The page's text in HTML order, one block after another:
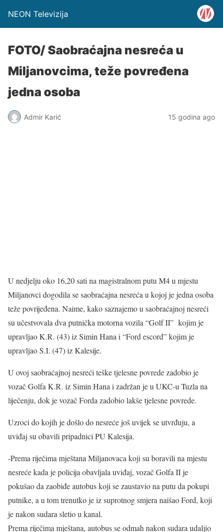
NEON Televizija
FOTO/ Saobraćajna nesreća u
Miljanovcima, teže povređena
jedna osoba
Admir Karić 15 godina ago
U nedjelju oko 16,20 sati na magistralnom putu M4 u mjestu
Miljanovci dogodila se saobraćajna nesreća u kojoj je jedna osoba
teže povrijeđena. Naime, kako saznajemo u saobraćajnoj nesreći
su učestvovala dva putnička motorna vozila “Golf II” kojim je
upravljao K.R. (43) iz Simin Hana i “Ford escord” kojim je
upravljao S.I. (47) iz Kalesije.
U ovoj saobraćajnoj nesreći teške tjelesne povrede zadobio je
vozač Golfa K.R. iz Simin Hana i zadržan je u UKC-u Tuzla na
liječenju, dok je vozač Forda zadobio lakše tjelesne povrede.
Uzroci do kojih je došlo do nesreće još uvijek se utvrđuju, a
uviđaj su obavili pripadnici PU Kalesija.
-Prema riječima mještana Miljanovaca koji su boravili na mjestu
nesreće kada je policija obavljala uviđaj, vozač Golfa II je
pokušao da zaobiđe autobus koji se zaustavio na putu da pokupi
putnike, a u tom trenutko je iz suprotnog smjera naišao Ford, koji
je nakon sudara sletio u kanal.
Prema riječima mještana, autobus se odmah nakon sudara udaljio